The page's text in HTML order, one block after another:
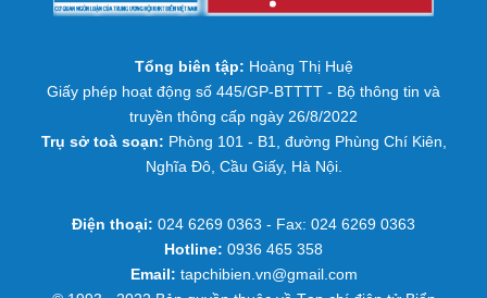
Tổng biên tập: Hoàng Thị Huệ
Giấy phép hoạt động số 445/GP-BTTTT - Bộ thông tin và
truyền thông cấp ngày 26/8/2022
Trụ sở toà soạn: Phòng 101 - B1, đường Phùng Chí Kiên,
Nghĩa Đô, Cầu Giấy, Hà Nội.
Điện thoại: 024 6269 0363 - Fax: 024 6269 0363
Hotline: 0936 465 358
Email: tapchibien.vn@gmail.com